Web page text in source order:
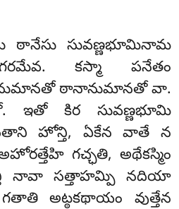
ఠానేసు సువణ్ణభూమినామ
కస్మా పనేతం
ఠానానుమానతోవా.
ఇతో కిర సువణ్ణభూమి
హోన్తి, ఏకేన వాతే న
గచ్ఛతి, అథేకస్మిం
నావా సత్తాహమ్పి నదియా
అట్ఠకథాయం వుత్తేన